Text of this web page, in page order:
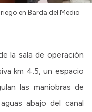
en Barda del Medio
la sala de operación
km 4.5, un espacio
las maniobras de
abajo del canal